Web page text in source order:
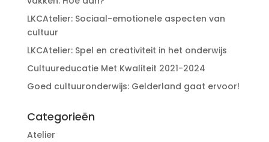
LKCAtelier: Sociaal-emotionele aspecten van
cultuur
LKCAtelier: Spel en creativiteit in het onderwijs
Cultuureducatie Met Kwaliteit 2021-2024
Goed cultuuronderwijs: Gelderland gaat ervoor!
Categorieën
Atelier